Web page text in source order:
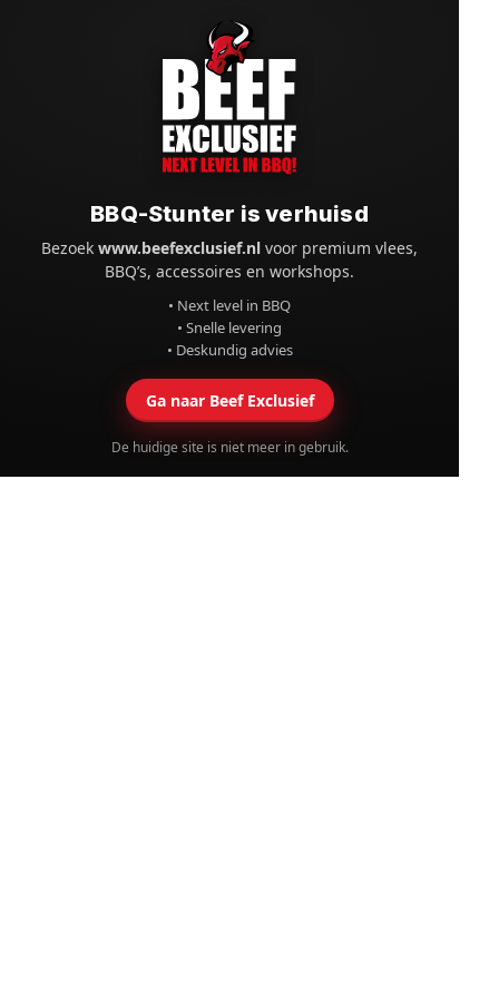
BBQ-Stunter is verhuisd
Bezoekwww.beefexclusief.nl voor premium vlees,
BBQ’s, accessoires en workshops.
• Next level in BBQ
• Snelle levering
• Deskundig advies
Ga naar Beef Exclusief
De huidige site is niet meer in gebruik.